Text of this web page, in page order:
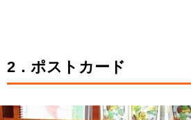
2．ポストカード